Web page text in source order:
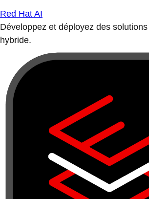
Red Hat AI
Développez et déployez des
hybride.